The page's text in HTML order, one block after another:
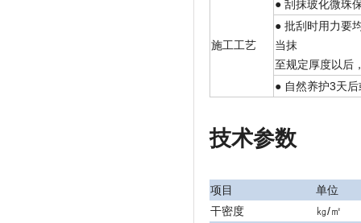
施工工艺
● 刮抹玻化微珠
● 批刮时用力要
当抹
至规定厚度以后
● 自然养护3天
技术参数
项目
单位
干密度
㎏/㎡